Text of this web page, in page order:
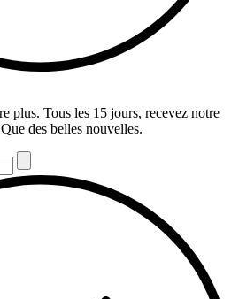
plus. Tous les 15 jours, recevez notre
des belles nouvelles.